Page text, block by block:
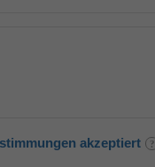
akzeptiert